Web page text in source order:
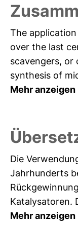
The
over the last
scavengers,
synthesis of
Mehr anzeigen
Die
Jahrhunderts
Katalysatoren.
Mehr anzeigen